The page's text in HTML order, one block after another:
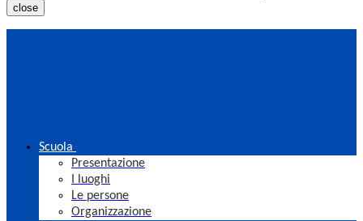
close
Scuola
Presentazione
I luoghi
Le persone
Organizzazione